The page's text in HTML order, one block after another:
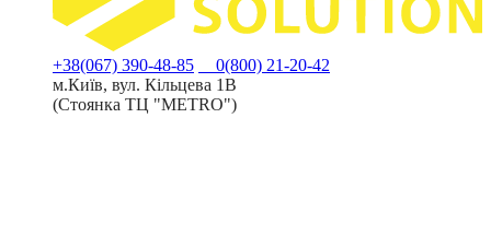
+38(067) 390-48-85
0(800) 21-20-42
м.Київ, вул. Кільцева 1В
(Стоянка ТЦ "METRO")